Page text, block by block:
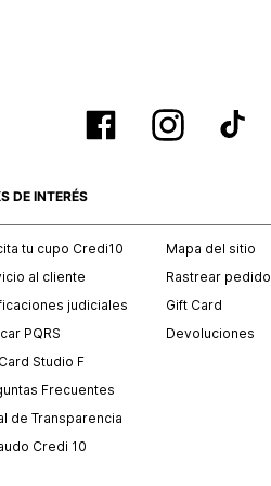
DE INTERÉS
tu cupo Credi10
al cliente
judiciales
PQRS
Studio F
Frecuentes
de Transparencia
Credi 10
Mapa del sitio
Rastrear pedido
Gift Card
Devoluciones